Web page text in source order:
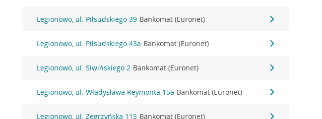
Legionowo, ul. Piłsudskiego 39 Bankomat (Euronet)
Legionowo, ul. Piłsudskiego 43a Bankomat (Euronet)
Legionowo, ul. Siwińskiego 2 Bankomat (Euronet)
Legionowo, ul. Władysława Reymonta 15a Bankomat (Euronet)
Legionowo, ul. Zegrzyńska 115 Bankomat (Euronet)